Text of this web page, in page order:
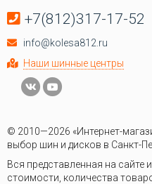
+7(812)317-17-52
info@kolesa812.ru
Наши шинные центры
© 2010—2026 «Интернет-
выбор шин и дисков в Санкт-
Вся представленная на
стоимости, количества